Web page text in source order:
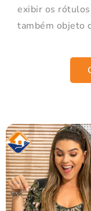
exibir os rótulos
também objeto